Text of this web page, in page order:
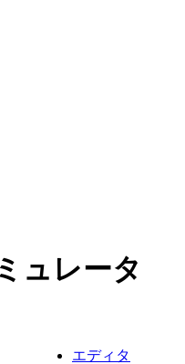
ュレータ
エディタ